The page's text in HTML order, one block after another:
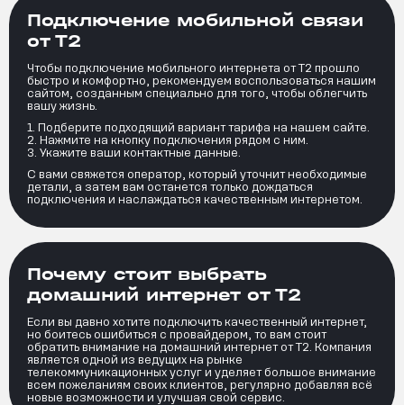
Подключение мобильной связи
от Т2
Чтобы подключение мобильного интернета от Т2 прошло
быстро и комфортно, рекомендуем воспользоваться нашим
сайтом, созданным специально для того, чтобы облегчить
вашу жизнь.
Подберите подходящий вариант тарифа на нашем сайте.
Нажмите на кнопку подключения рядом с ним.
Укажите ваши контактные данные.
С вами свяжется оператор, который уточнит необходимые
детали, а затем вам останется только дождаться
подключения и наслаждаться качественным интернетом.
Почему стоит выбрать
домашний интернет от Т2
Если вы давно хотите подключить качественный интернет,
но боитесь ошибиться с провайдером, то вам стоит
обратить внимание на домашний интернет от Т2. Компания
является одной из ведущих на рынке
телекоммуникационных услуг и уделяет большое внимание
всем пожеланиям своих клиентов, регулярно добавляя всё
новые возможности и улучшая свой сервис.